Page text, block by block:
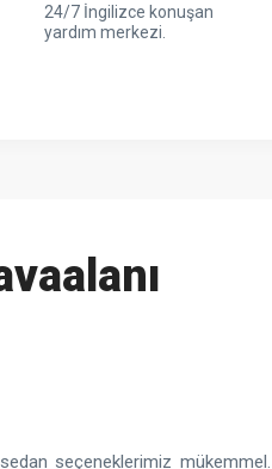
24/7 İngilizce konuşan
yardım merkezi.
seçeneklerimiz mükemmel.